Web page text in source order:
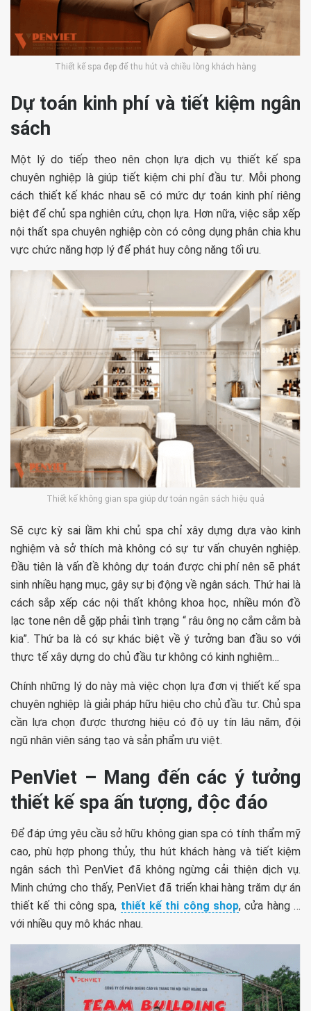
Thiết kế spa đẹp để thu hút và chiều lòng khách hàng
Dự toán kinh phí và tiết kiệm ngân
sách
Một lý do tiếp theo nên chọn lựa dịch vụ thiết kế spa
chuyên nghiệp là giúp tiết kiệm chi phí đầu tư. Mỗi phong
cách thiết kế khác nhau sẽ có mức dự toán kinh phí riêng
biệt để chủ spa nghiên cứu, chọn lựa. Hơn nữa, việc sắp xếp
nội thất spa chuyên nghiệp còn có công dụng phân chia khu
vực chức năng hợp lý để phát huy công năng tối ưu.
Thiết kế không gian spa giúp dự toán ngân sách hiệu quả
Sẽ cực kỳ sai lầm khi chủ spa chỉ xây dựng dựa vào kinh
nghiệm và sở thích mà không có sự tư vấn chuyên nghiệp.
Đầu tiên là vấn đề không dự toán được chi phí nên sẽ phát
sinh nhiều hạng mục, gây sự bị động về ngân sách. Thứ hai là
cách sắp xếp các nội thất không khoa học, nhiều món đồ
lạc tone nên dễ gặp phải tình trạng “ râu ông nọ cắm cằm bà
kia”. Thứ ba là có sự khác biệt về ý tưởng ban đầu so với
thực tế xây dựng do chủ đầu tư không có kinh nghiệm…
Chính những lý do này mà việc chọn lựa đơn vị thiết kế spa
chuyên nghiệp là giải pháp hữu hiệu cho chủ đầu tư. Chủ spa
cần lựa chọn được thương hiệu có độ uy tín lâu năm, đội
ngũ nhân viên sáng tạo và sản phẩm ưu việt.
PenViet – Mang đến các ý tưởng
thiết kế spa ấn tượng, độc đáo
Để đáp ứng yêu cầu sở hữu không gian spa có tính thẩm mỹ
cao, phù hợp phong thủy, thu hút khách hàng và tiết kiệm
ngân sách thì PenViet đã không ngừng cải thiện dịch vụ.
Minh chứng cho thấy, PenViet đã triển khai hàng trăm dự án
thiết kế thi công spa, thiết kế thi công shop, cửa hàng …
với nhiều quy mô khác nhau.